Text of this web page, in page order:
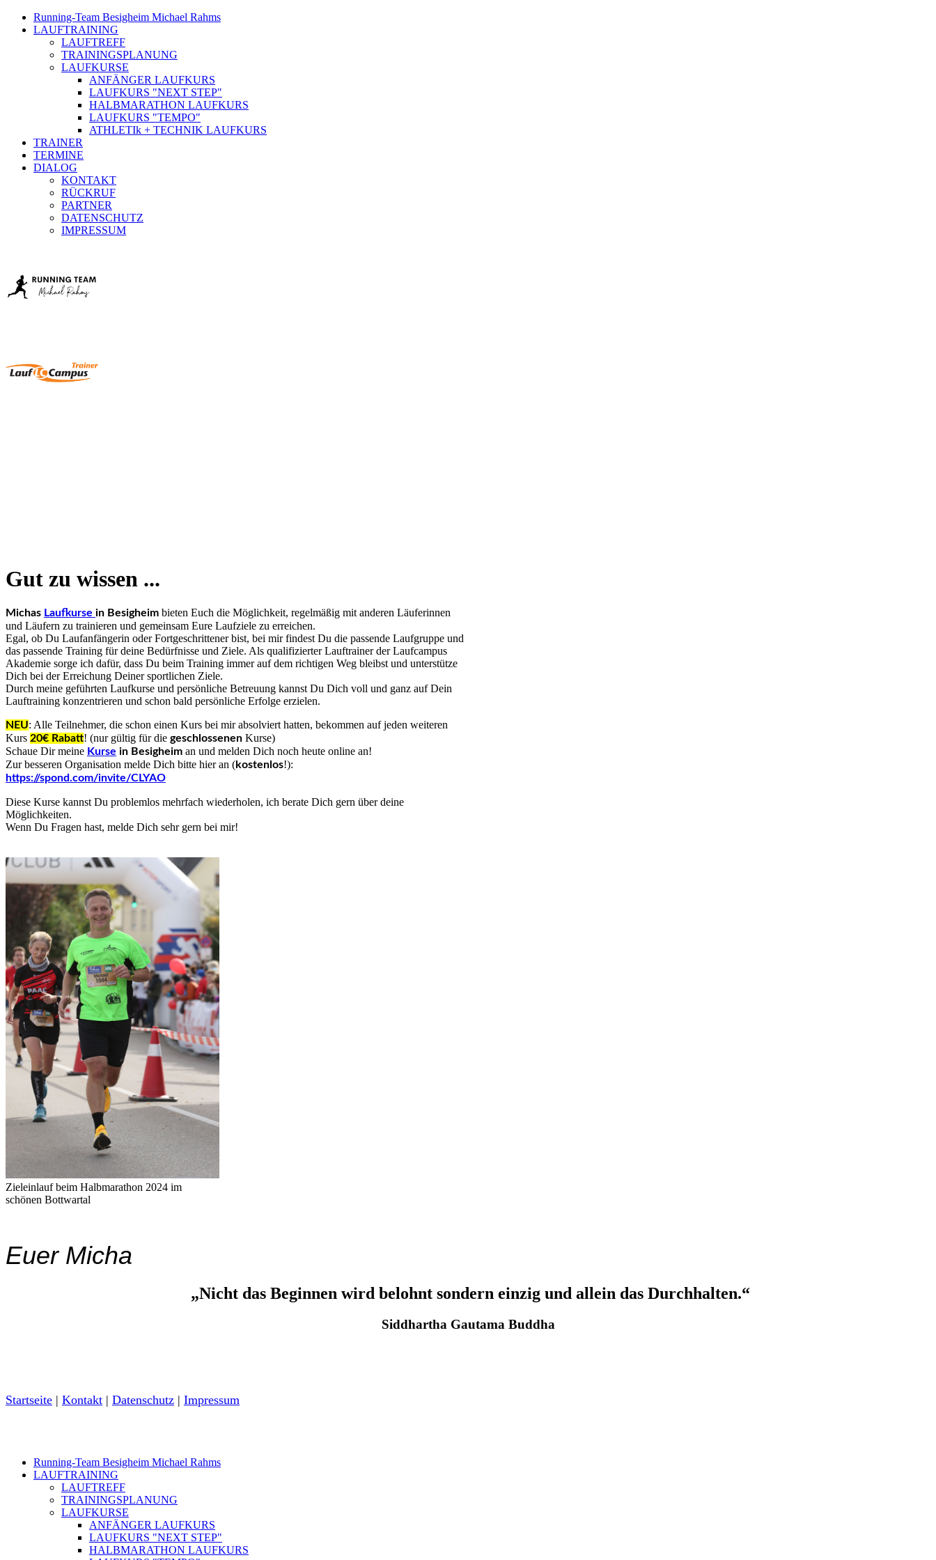
Running-Team Besigheim Michael Rahms
LAUFTRAINING
LAUFTREFF
TRAININGSPLANUNG
LAUFKURSE
ANFÄNGER LAUFKURS
LAUFKURS "NEXT STEP"
HALBMARATHON LAUFKURS
LAUFKURS "TEMPO"
ATHLETIk + TECHNIK LAUFKURS
TRAINER
TERMINE
DIALOG
KONTAKT
RÜCKRUF
PARTNER
DATENSCHUTZ
IMPRESSUM
Gut zu wissen ...
Michas Laufkurse in Besigheim bieten Euch die Möglichkeit, regelmäßig mit anderen Läuferinnen
und Läufern zu trainieren und gemeinsam Eure Laufziele zu erreichen.
Egal, ob Du Laufanfängerin oder Fortgeschrittener bist, bei mir findest Du die passende Laufgruppe und
das passende Training für deine Bedürfnisse und Ziele. Als qualifizierter Lauftrainer der Laufcampus
Akademie sorge ich dafür, dass Du beim Training immer auf dem richtigen Weg bleibst und unterstütze
Dich bei der Erreichung Deiner sportlichen Ziele.
Durch meine geführten Laufkurse und persönliche Betreuung kannst Du Dich voll und ganz auf Dein
Lauftraining konzentrieren und schon bald persönliche Erfolge erzielen.
NEU: Alle Teilnehmer, die schon einen Kurs bei mir absolviert hatten, bekommen auf jeden weiteren
Kurs 20€ Rabatt! (nur gültig für die geschlossenen Kurse)
Schaue Dir meine Kurse in Besigheim an und melden Dich noch heute online an!
Zur besseren Organisation melde Dich bitte hier an (kostenlos!):
https://spond.com/invite/CLYAO
Diese Kurse kannst Du problemlos mehrfach wiederholen, ich berate Dich gern über deine
Möglichkeiten.
Wenn Du Fragen hast, melde Dich sehr gern bei mir!
Zieleinlauf beim Halbmarathon 2024 im
schönen Bottwartal
Euer Micha
„Nicht das Beginnen wird belohnt sondern einzig und allein das Durchhalten.“
Siddhartha Gautama Buddha
Startseite | Kontakt | Daten­schutz | Impressum
Running-Team Besigheim Michael Rahms
LAUFTRAINING
LAUFTREFF
TRAININGSPLANUNG
LAUFKURSE
ANFÄNGER LAUFKURS
LAUFKURS "NEXT STEP"
HALBMARATHON LAUFKURS